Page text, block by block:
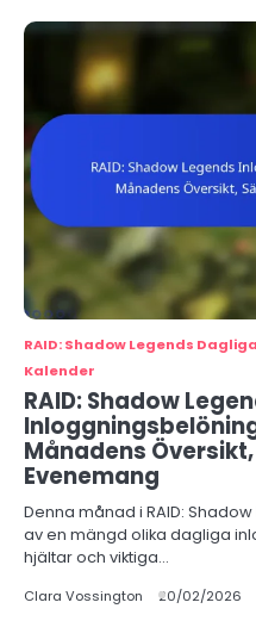
RAID: Shadow Legends
Kalender
RAID: Shadow
Månadens
Evenemang
Denna månad i RAID:
av en mängd olika dagliga
hjältar och viktiga…
Clara Vossington 20/02/2026